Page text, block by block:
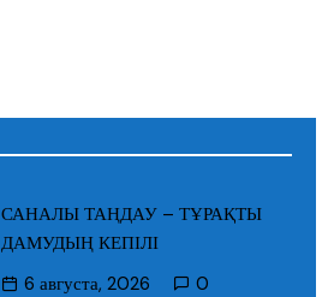
САНАЛЫ ТАҢДАУ – ТҰРАҚТЫ
ДАМУДЫҢ КЕПІЛІ
6 августа, 2026
0